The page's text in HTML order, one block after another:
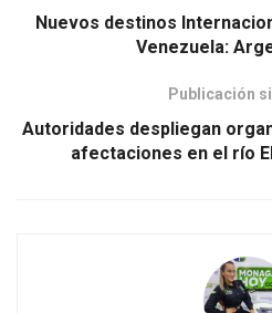
Nuevos destinos
Venezuela:
Publicación
Autoridades despliegan
afectaciones en el río